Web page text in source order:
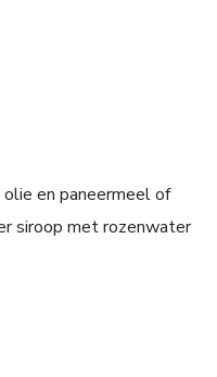
en paneermeel of
siroop met rozenwater